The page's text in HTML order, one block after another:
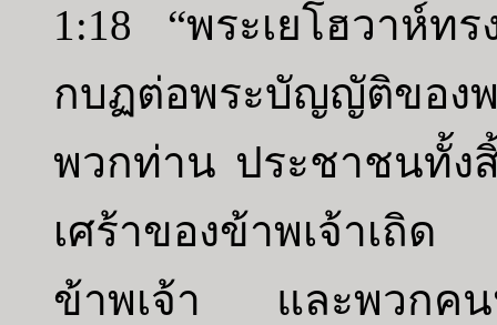
1:18 “พระเยโฮวาห์ท
กบฏต่อพระบัญญัติของ
พวกท่าน ประชาชนทั้ง
เศร้าของข้าพเจ้าเ
ข้าพเจ้า และพวกคน